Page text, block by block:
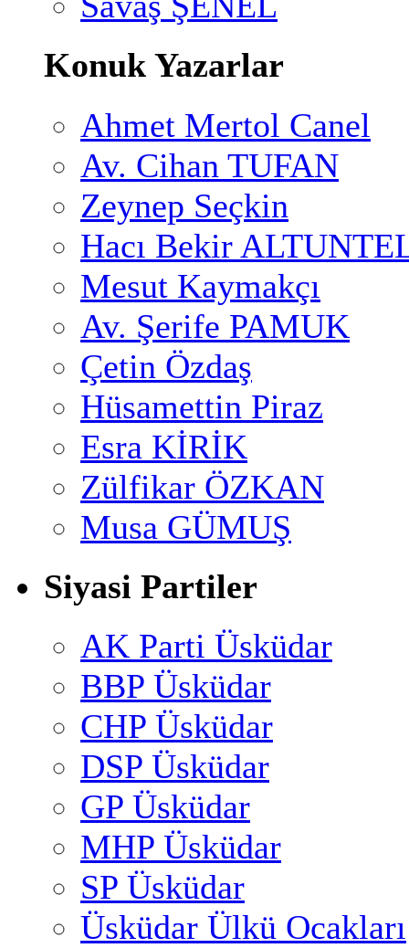
Konuk Yazarlar
Ahmet Mertol Canel
Av. Cihan TUFAN
Zeynep Seçkin
Hacı Bekir
Mesut Kaymakçı
Av. Şerife PAMUK
Çetin Özdaş
Hüsamettin Piraz
Esra KİRİK
Zülfikar ÖZKAN
Musa GÜMUŞ
Siyasi Partiler
AK Parti Üsküdar
BBP Üsküdar
CHP Üsküdar
DSP Üsküdar
GP Üsküdar
MHP Üsküdar
SP Üsküdar
Üsküdar Ülkü Ocakları